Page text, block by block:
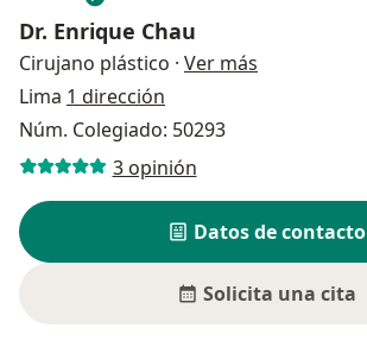
Dr. Enrique Chau
Cirujano plástico · Ver más
Lima 1 dirección
Núm. Colegiado: 50293
3 opinión
Datos de contacto
Solicita una cita